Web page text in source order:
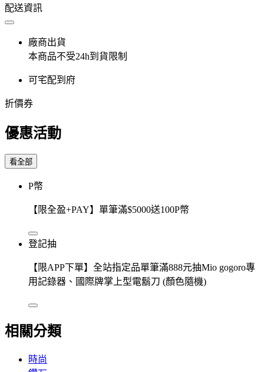
配送資訊
廠商出貨
本商品不受24h到貨限制
可宅配到府
折價券
優惠活動
看全部
P幣
【限全盈+PAY】單筆滿$5000送100P幣
登記抽
【限APP下單】全站指定品單筆滿888元抽Mio gogoro專
用記錄器、國際牌掌上型電鬍刀 (顏色隨機)
相關分類
時尚